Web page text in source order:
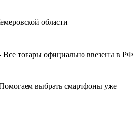
области
Все товары официально ввезены в РФ
выбрать смартфоны уже